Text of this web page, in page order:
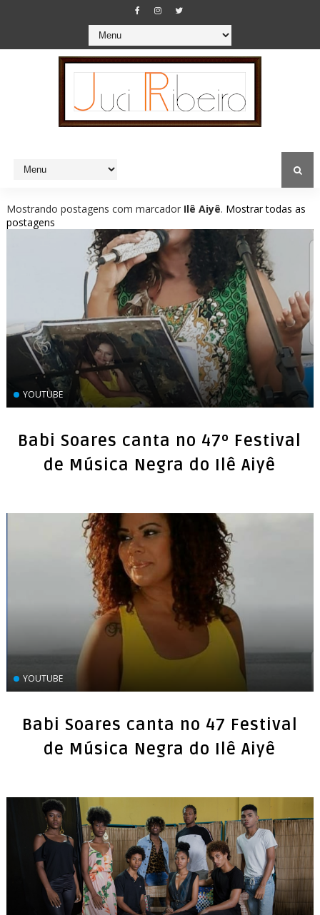
Mostrando postagens com marcador Ilê Aiyê. Mostrar todas as
postagens
YOUTUBE
Babi Soares canta no 47º Festival
de Música Negra do Ilê Aiyê
YOUTUBE
Babi Soares canta no 47 Festival
de Música Negra do Ilê Aiyê